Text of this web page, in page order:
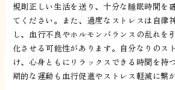
規則正しい生活を送り、十分な睡眠時間を
てください。また、過度なストレスは自律
し、血行不良やホルモンバランスの乱れを
化させる可能性があります。自分なりのス
け、心身ともにリラックスできる時間を持
期的な運動も血行促進やストレス軽減に繋